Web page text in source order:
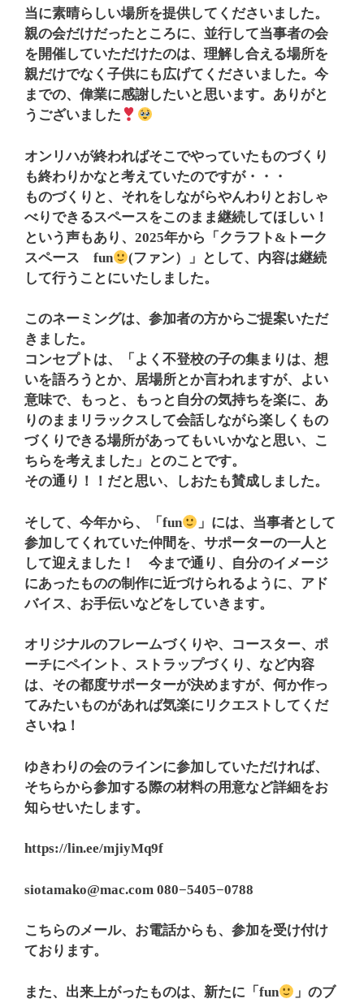
当に素晴らしい場所を提供してくださいました。
親の会だけだったところに、並行して当事者の会
を開催していただけたのは、理解し合える場所を
親だけでなく子供にも広げてくださいました。今
までの、偉業に感謝したいと思います。ありがと
うございました
オンリハが終わればそこでやっていたものづくり
も終わりかなと考えていたのですが・・・
ものづくりと、それをしながらやんわりとおしゃ
べりできるスペースをこのまま継続してほしい！
という声もあり、2025年から「クラフト&トーク
スペース fun
(ファン）」として、内容は継続
して行うことにいたしました。
このネーミングは、参加者の方からご提案いただ
きました。
コンセプトは、「よく不登校の子の集まりは、想
いを語ろうとか、居場所とか言われますが、よい
意味で、もっと、もっと自分の気持ちを楽に、あ
りのままリラックスして会話しながら楽しくもの
づくりできる場所があってもいいかなと思い、こ
ちらを考えました」とのことです。
その通り！！だと思い、しおたも賛成しました。
そして、今年から、「fun
」には、当事者として
参加してくれていた仲間を、サポーターの一人と
して迎えました！ 今まで通り、自分のイメージ
にあったものの制作に近づけられるように、アド
バイス、お手伝いなどをしていきます。
オリジナルのフレームづくりや、コースター、ポ
ーチにペイント、ストラップづくり、など内容
は、その都度サポーターが決めますが、何か作っ
てみたいものがあれば気楽にリクエストしてくだ
さいね！
ゆきわりの会のラインに参加していただければ、
そちらから参加する際の材料の用意など詳細をお
知らせいたします。
https://lin.ee/mjiyMq9f
siotamako@mac.com 080−5405−0788
こちらのメール、お電話からも、参加を受け付け
ております。
また、出来上がったものは、新たに「fun
」のブ